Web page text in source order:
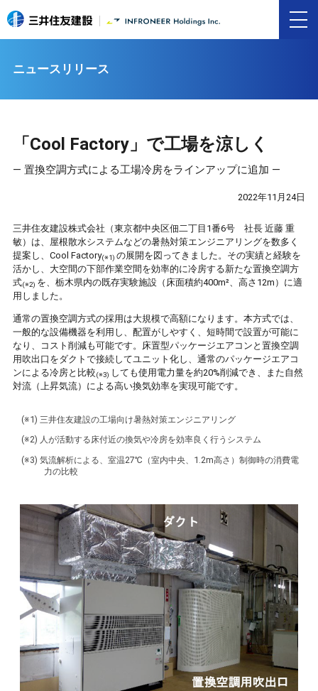
ニュースリリース
「Cool Factory」で工場を涼しく
― 置換空調方式による工場冷房をラインアップに追加 ―
2022年11月24日
三井住友建設株式会社（東京都中央区佃二丁目1番6号 社長 近藤 重
敏）は、屋根散水システムなどの暑熱対策エンジニアリングを数多く
提案し、Cool Factory(※1) の展開を図ってきました。その実績と経験を
活かし、大空間の下部作業空間を効率的に冷房する新たな置換空調方
式(※2) を、栃木県内の既存実験施設（床面積約400m²、高さ12m）に適
用しました。
通常の置換空調方式の採用は大規模で高額になります。本方式では、
一般的な設備機器を利用し、配置がしやすく、短時間で設置が可能に
なり、コスト削減も可能です。床置型パッケージエアコンと置換空調
用吹出口をダクトで接続してユニット化し、通常のパッケージエアコ
ンによる冷房と比較(※3) しても使用電力量を約20%削減でき、また自然
対流（上昇気流）による高い換気効率を実現可能です。
(※1) 三井住友建設の工場向け暑熱対策エンジニアリング
(※2) 人が活動する床付近の換気や冷房を効率良く行うシステム
(※3) 気流解析による、室温27℃（室内中央、1.2m高さ）制御時の消費電
力の比較